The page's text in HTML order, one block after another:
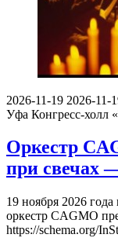
2026-11-19 2026-11-
Уфа Конгресс-холл
Оркестр
при свечах
19 ноября 2026
оркестр CAGMO
https://schema.org/